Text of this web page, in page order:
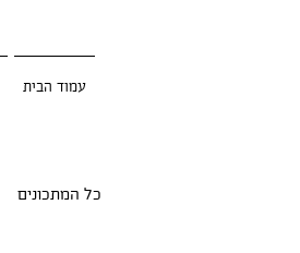
עמוד הבית
כל המתכונים